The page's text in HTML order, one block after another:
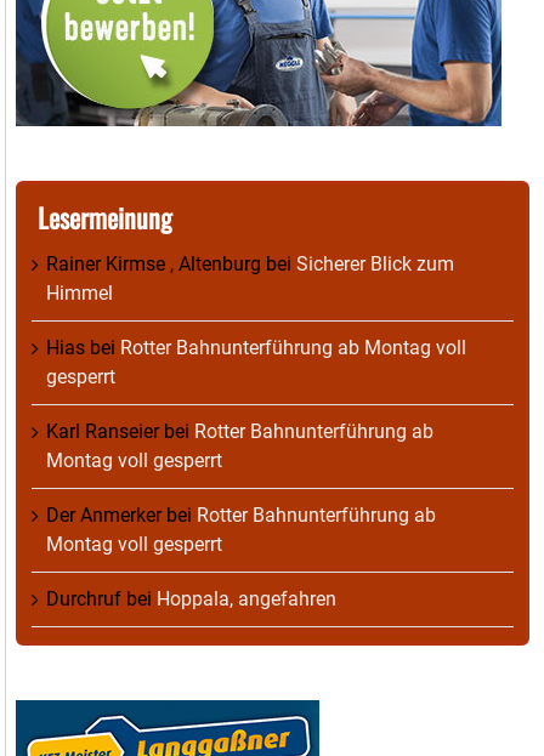
Lesermeinung
Rainer Kirmse , Altenburg bei Sicherer Blick zum
Himmel
Hias bei Rotter Bahnunterführung ab Montag voll
gesperrt
Karl Ranseierbei Rotter Bahnunterführung ab
Montag voll gesperrt
Der Anmerkerbei Rotter Bahnunterführung ab
Montag voll gesperrt
Durchruf bei Hoppala, angefahren